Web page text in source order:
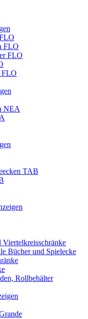
FLO
FLO
FLO
NEA
TAB
Bücher und Spielecke
Rollbehälter